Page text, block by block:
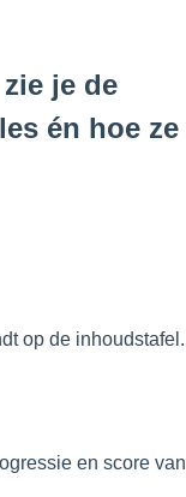
je de
én hoe ze
op de inhoudstafel.
en score van